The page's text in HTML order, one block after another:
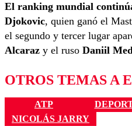
El ranking mundial
Djokovic, quien ganó el
el segundo y tercer lugar
Alcaraz y el ruso Daniil
OTROS TEMAS A
ATP
NICOLÁS JARRY